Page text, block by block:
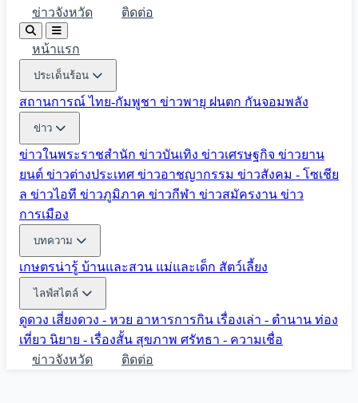
ข่าวจังหวัด
ติดต่อ
หน้าแรก
ประเด็นร้อน
สถานการณ์ ไทย-กัมพูชา ข่าวพายุ ฝนตก กันจอมพลัง
ข่าว
ข่าวในพระราชสำนัก ข่าวบันเทิง ข่าวเศรษฐกิจ ข่าวยาน
ยนต์ ข่าวต่างประเทศ ข่าวอาชญากรรม ข่าวสังคม - โซเชีย
ล ข่าวไอที ข่าวภูมิภาค ข่าวกีฬา ข่าวสมัครงาน ข่าว
การเมือง
บทความ
เกษตรน่ารู้ บ้านและสวน แม่และเด็ก สัตว์เลี้ยง
ไลฟ์สไตล์
ดูดวง เสี่ยงดวง - หวย อาหารการกิน เรื่องเล่า - ตำนาน ท่อง
เที่ยว นิยาย - เรื่องสั้น สุขภาพ ศรัทธา - ความเชื่อ
ข่าวจังหวัด
ติดต่อ